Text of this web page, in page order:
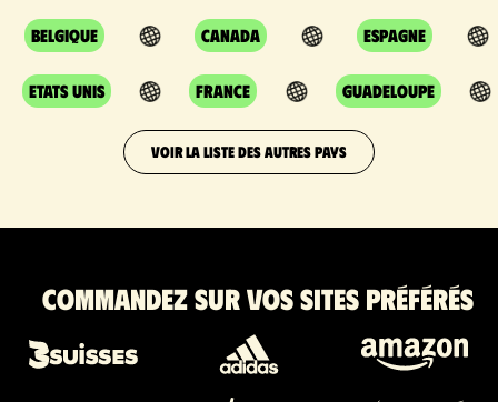
Belgique Canada Espagne
Etats Unis France Guadeloupe
VOIR LA LISTE DES AUTRES PAYS
Commandez sur vos sites préférés